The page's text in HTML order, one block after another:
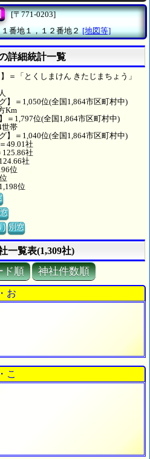
[〒771-0203]
番地１，１２番地２ [地図等]
詳細統計一覧
＝「とくしまけん きたじまちょう」
】＝1,050位(全国1,864市区町村中)
Km
＝1,797位(全国1,864市区町村中)
世帯
】＝1,040位(全国1,864市区町村中)
49.01社
125.86社
社
位
位
) 別窓
一覧表(1,309社)
ド順 神社件数順
お
こ